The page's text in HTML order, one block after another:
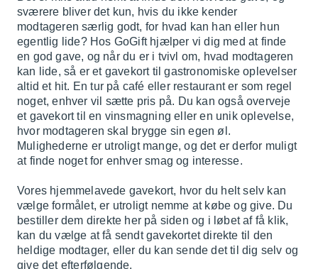
sværere bliver det kun, hvis du ikke kender
modtageren særlig godt, for hvad kan han eller hun
egentlig lide? Hos GoGift hjælper vi dig med at finde
en god gave, og når du er i tvivl om, hvad modtageren
kan lide, så er et gavekort til gastronomiske oplevelser
altid et hit. En tur på café eller restaurant er som regel
noget, enhver vil sætte pris på. Du kan også overveje
et gavekort til en vinsmagning eller en unik oplevelse,
hvor modtageren skal brygge sin egen øl.
Mulighederne er utroligt mange, og det er derfor muligt
at finde noget for enhver smag og interesse.
Vores hjemmelavede gavekort, hvor du helt selv kan
vælge formålet, er utroligt nemme at købe og give. Du
bestiller dem direkte her på siden og i løbet af få klik,
kan du vælge at få sendt gavekortet direkte til den
heldige modtager, eller du kan sende det til dig selv og
give det efterfølgende.